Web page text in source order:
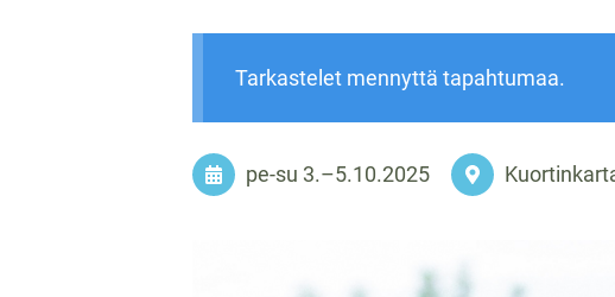
Tarkastelet mennyttä tapahtumaa.
pe-su 3.–5.10.2025